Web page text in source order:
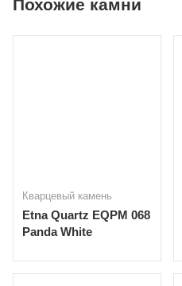
Похожие камни
Кварцевый камень
Etna Quartz EQPM 068
Panda White